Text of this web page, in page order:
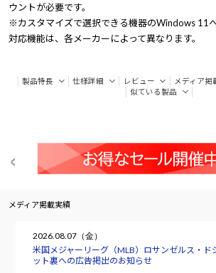
ウントが必要です。
※カスタマイズで選択できる機器のWindows 11
対応機能は、各メーカーによって異なります。
製品特長 仕様詳細 レビュー メディア掲
似ている製品
メディア掲載実績
2026.08.07（金）
米国メジャーリーグ（MLB）ロサンゼルス・ド
ット裏への広告掲出のお知らせ